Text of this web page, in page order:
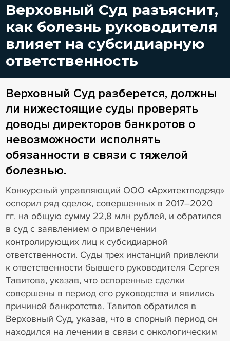
Верховный Суд разъяснит,
как болезнь руководителя
влияет на субсидиарную
ответственность
Верховный Суд разберется, должны
ли нижестоящие суды проверять
доводы директоров банкротов о
невозможности исполнять
обязанности в связи с тяжелой
болезнью.
Конкурсный управляющий ООО «Архитектподряд»
оспорил ряд сделок, совершенных в 2017–2020
гг. на общую сумму 22,8 млн рублей, и обратился
в суд с заявлением о привлечении
контролирующих лиц к субсидиарной
ответственности. Суды трех инстанций привлекли
к ответственности бывшего руководителя Сергея
Тавитова, указав, что оспоренные сделки
совершены в период его руководства и явились
причиной банкротства. Тавитов обратился в
Верховный Суд, указав, что в спорный период он
находился на лечении в связи с онкологическим